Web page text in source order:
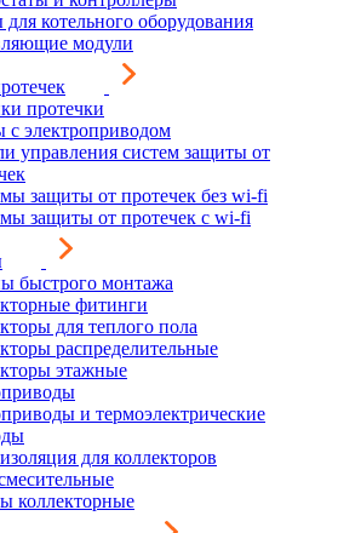
котельного оборудования
модули
протечки
с электроприводом
управления систем защиты от
защиты от протечек без wi-fi
защиты от протечек с wi-fi
быстрого монтажа
фитинги
для теплого пола
распределительные
этажные
и термоэлектрические
для коллекторов
коллекторные